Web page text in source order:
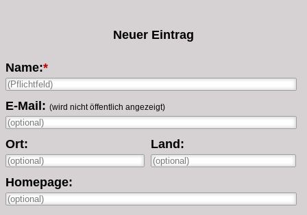
Neuer Eintrag
Name:*
E-Mail: (wird nicht öffentlich angezeigt)
Ort: Land:
Homepage: